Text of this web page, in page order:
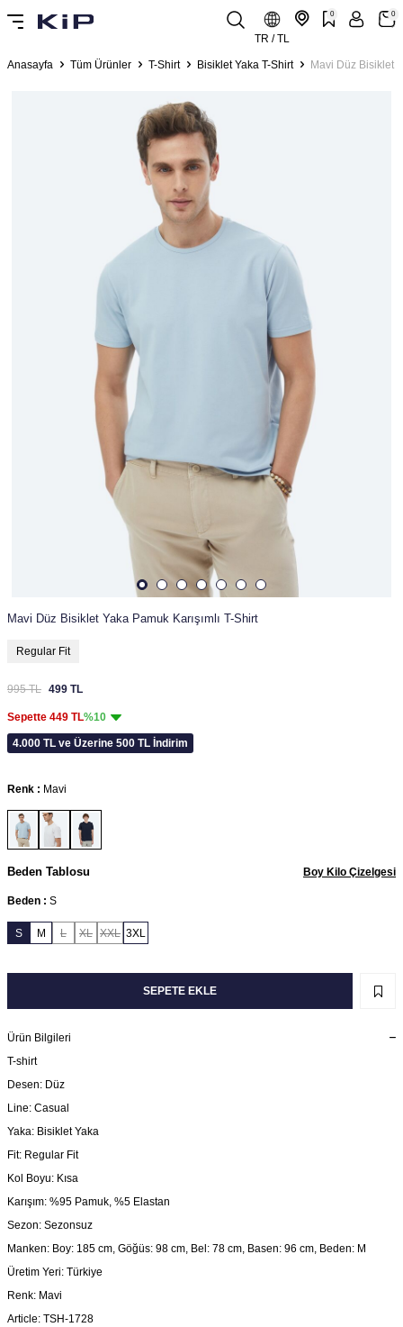
TR / TL
0 0
Anasayfa Tüm Ürünler T-Shirt Bisiklet Yaka T-Shirt Mavi Düz Bisiklet
Mavi Düz Bisiklet Yaka Pamuk Karışımlı T-Shirt
Regular Fit
995TL 499 TL
Sepette 449 TL%10
4.000 TL ve Üzerine 500 TL İndirim
Renk : Mavi
Beden Tablosu Boy Kilo Çizelgesi
Beden : S
S M L XL XXL 3XL
SEPETE EKLE
Ürün Bilgileri
T-shirt
Desen: Düz
Line: Casual
Yaka: Bisiklet Yaka
Fit: Regular Fit
Kol Boyu: Kısa
Karışım: %95 Pamuk, %5 Elastan
Sezon: Sezonsuz
Manken: Boy: 185 cm, Göğüs: 98 cm, Bel: 78 cm, Basen: 96 cm, Beden: M
Üretim Yeri: Türkiye
Renk: Mavi
Article: TSH-1728